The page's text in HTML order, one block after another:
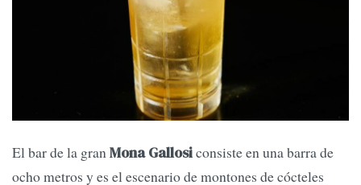
El bar de la granMona Gallosiconsiste en una barra de
ocho metros y es el escenario de montones de cócteles